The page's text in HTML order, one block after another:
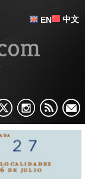
EN 中文